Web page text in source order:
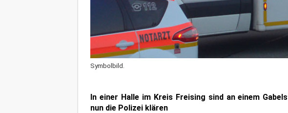
Symbolbild.
In einer Halle im Kreis Freising sind an einem
nun die Polizei klären